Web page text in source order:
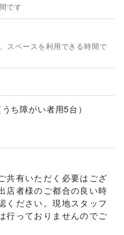
です
スペースを利用できる時間で
ち障がい者用5台）
共有いただく必要はござ
店者様のご都合の良い時
ください。現地スタッフ
行っておりませんのでご